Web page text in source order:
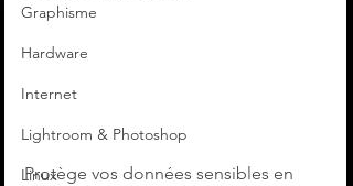
Graphisme
Hardware
Internet
Lightroom & Photoshop
Linux
Protège vos données sensibles en